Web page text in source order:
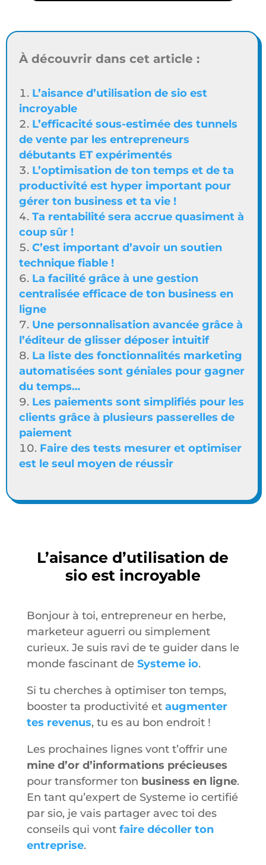
À découvrir dans cet article :
L’aisance d’utilisation de sio est
incroyable
L’efficacité sous-estimée des tunnels
de vente par les entrepreneurs
débutants ET expérimentés
L’optimisation de ton temps et de ta
productivité est hyper important pour
gérer ton business et ta vie !
Ta rentabilité sera accrue quasiment à
coup sûr !
C’est important d’avoir un soutien
technique fiable !
La facilité grâce à une gestion
centralisée efficace de ton business en
ligne
Une personnalisation avancée grâce à
l’éditeur de glisser déposer intuitif
La liste des fonctionnalités marketing
automatisées sont géniales pour gagner
du temps…
Les paiements sont simplifiés pour les
clients grâce à plusieurs passerelles de
paiement
Faire des tests mesurer et optimiser
est le seul moyen de réussir
L’aisance d’utilisation de
sio est incroyable
Bonjour à toi, entrepreneur en herbe,
marketeur aguerri ou simplement
curieux. Je suis ravi de te guider dans le
monde fascinant de Systeme io.
Si tu cherches à optimiser ton temps,
booster ta productivité et augmenter
tes revenus, tu es au bon endroit !
Les prochaines lignes vont t’offrir une
mine d’or d’informations précieuses
pour transformer ton business en ligne.
En tant qu’expert de Systeme io certifié
par sio, je vais partager avec toi des
conseils qui vont faire décoller ton
entreprise.